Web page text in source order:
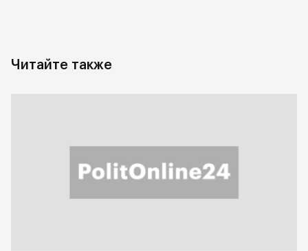
Читайте также